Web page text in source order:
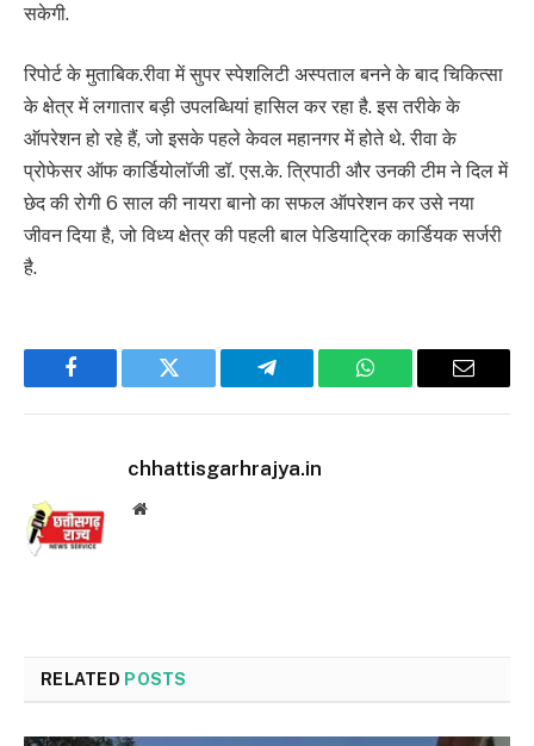
सकेगी.
रिपोर्ट के मुताबिक.रीवा में सुपर स्पेशलिटी अस्पताल बनने के बाद चिकित्सा
के क्षेत्र में लगातार बड़ी उपलब्धियां हासिल कर रहा है. इस तरीके के
ऑपरेशन हो रहे हैं, जो इसके पहले केवल महानगर में होते थे. रीवा के
प्रोफेसर ऑफ कार्डियोलॉजी डॉ. एस.के. त्रिपाठी और उनकी टीम ने दिल में
छेद की रोगी 6 साल की नायरा बानो का सफल ऑपरेशन कर उसे नया
जीवन दिया है, जो विध्य क्षेत्र की पहली बाल पेडियाट्रिक कार्डियक सर्जरी
है.
Facebook Twitter Telegram WhatsApp Email
chhattisgarhrajya.in
Website
RELATED POSTS